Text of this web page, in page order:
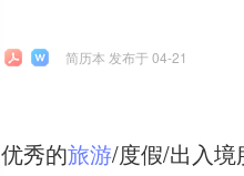
简历本 发布于 04-21
优秀的旅游/度假/出入境